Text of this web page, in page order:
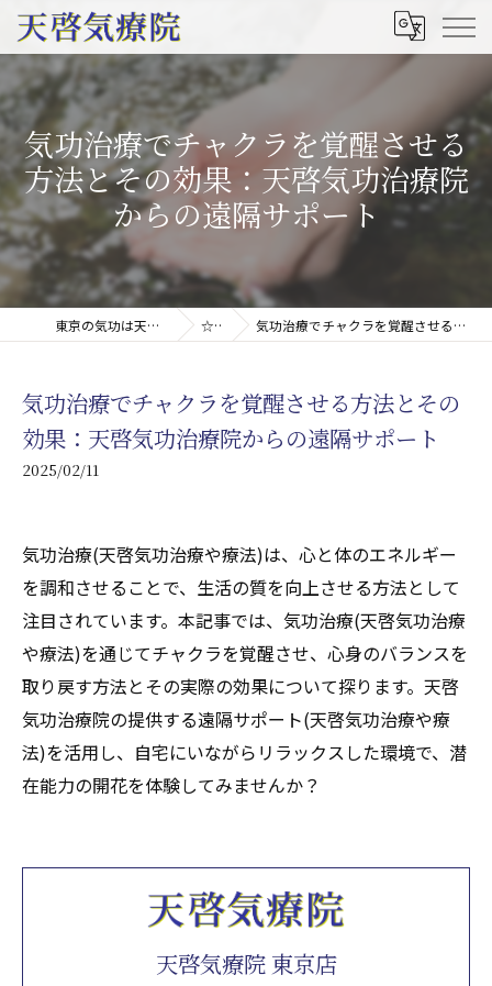
気功治療でチャクラを覚醒させる
方法とその効果：天啓気功治療院
からの遠隔サポート
東京の気功は天啓気療院(天啓気功療法治療院) ☆コラム 気功治療でチャクラを覚醒させる方法とその効果：天啓気功治療院からの遠隔サポート
気功治療でチャクラを覚醒させる方法とその
効果：天啓気功治療院からの遠隔サポート
2025/02/11
気功治療(天啓気功治療や療法)は、心と体のエネルギー
を調和させることで、生活の質を向上させる方法として
注目されています。本記事では、気功治療(天啓気功治療
や療法)を通じてチャクラを覚醒させ、心身のバランスを
取り戻す方法とその実際の効果について探ります。天啓
気功治療院の提供する遠隔サポート(天啓気功治療や療
法)を活用し、自宅にいながらリラックスした環境で、潜
在能力の開花を体験してみませんか？
天啓気療院 東京店